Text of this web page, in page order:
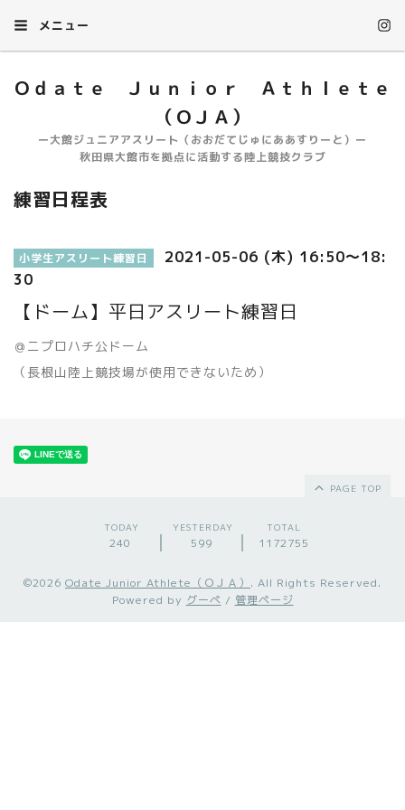
メニュー
Ｏｄａｔｅ Ｊｕｎｉｏｒ Ａｔｈｌｅｔｅ
（ＯＪＡ）
ー大館ジュニアアスリート（おおだてじゅにああすりーと）ー
秋田県大館市を拠点に活動する陸上競技クラブ
練習日程表
小学生アスリート練習日
2021-05-06 (木) 16:50～18:
30
【ドーム】平日アスリート練習日
＠ニプロハチ公ドーム
（長根山陸上競技場が使用できないため）
PAGE TOP
TODAY
240
YESTERDAY
599
TOTAL
1172755
©2026 Odate Junior Athlete（ＯＪＡ） . All Rights Reserved.
Powered by グーペ / 管理ページ